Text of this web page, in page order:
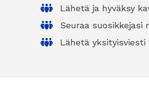
Lähetä ja hyväksy
Seuraa suosikkejasi
Lähetä yksityisviesti